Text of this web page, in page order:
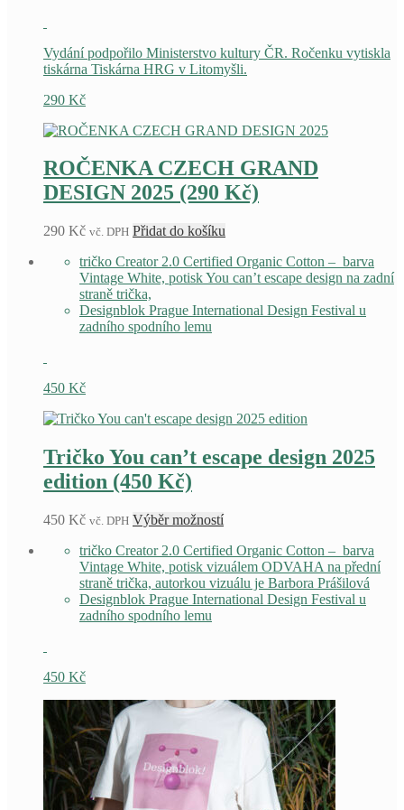
Vydání podpořilo Ministerstvo kultury ČR. Ročenku vytiskla
tiskárna Tiskárna HRG v Litomyšli.
290 Kč
ROČENKA CZECH GRAND
DESIGN 2025 (290 Kč)
290 Kč vč. DPH Přidat do košíku
tričko Creator 2.0 Certified Organic Cotton – barva
Vintage White, potisk You can’t escape design na zadní
straně trička,
Designblok Prague International Design Festival u
zadního spodního lemu
450 Kč
Tričko You can’t escape design 2025
edition (450 Kč)
450 Kč vč. DPH Výběr možnostíTento
má
více
variant.
Možnosti
tričko Creator 2.0 Certified Organic Cotton – barva
Vintage White, potisk vizuálem ODVAHA na přední
straně trička, autorkou vizuálu je Barbora Prášilová
Designblok Prague International Design Festival u
zadního spodního lemu
450 Kč